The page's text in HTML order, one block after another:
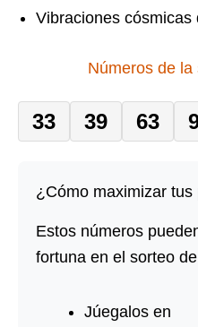
Vibraciones
Números de la
33 39 63
¿Cómo maximizar tus
Estos números
fortuna en el sorteo
Júegalos en